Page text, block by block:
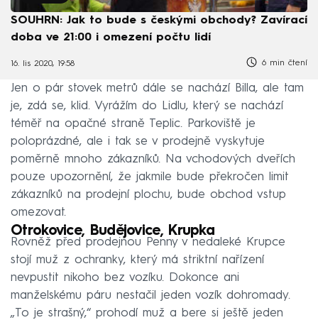
SOUHRN: Jak to bude s českými obchody? Zavírací
doba ve 21:00 i omezení počtu lidí
16. lis 2020, 19:58 6 min čtení
Jen o pár stovek metrů dále se nachází Billa, ale tam
je, zdá se, klid. Vyrážím do Lidlu, který se nachází
téměř na opačné straně Teplic. Parkoviště je
poloprázdné, ale i tak se v prodejně vyskytuje
poměrně mnoho zákazníků. Na vchodových dveřích
pouze upozornění, že jakmile bude překročen limit
zákazníků na prodejní plochu, bude obchod vstup
omezovat.
Otrokovice, Budějovice, Krupka
Rovněž před prodejnou Penny v nedaleké Krupce
stojí muž z ochranky, který má striktní nařízení
nevpustit nikoho bez vozíku. Dokonce ani
manželskému páru nestačil jeden vozík dohromady.
„To je strašný,“ prohodí muž a bere si ještě jeden